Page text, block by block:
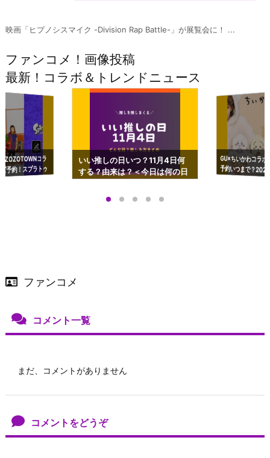
映画「ヒプノシスマイク -Division Rap Battle-」が展覧会に！ ...
ファンコメ！画像投稿
最新！コラボ＆トレンドニュース
コラ
予約！スプラトゥ
ップも渋谷Hz
いい推しの日いつ？11月4日何
する？由来は？＜今日は何の日
GU×ちいかわコラ
予約いつまで？
ーチやショルダー
ファンコメ
コメント一覧
まだ、コメントがありません
コメントをどうぞ